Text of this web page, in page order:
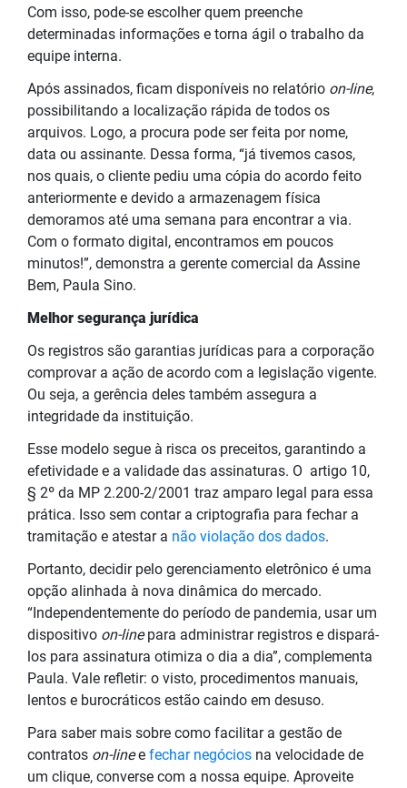
Com isso, pode-se escolher quem preenche
determinadas informações e torna ágil o trabalho da
equipe interna.
Após assinados, ficam disponíveis no relatório on-line,
possibilitando a localização rápida de todos os
arquivos. Logo, a procura pode ser feita por nome,
data ou assinante. Dessa forma, “já tivemos casos,
nos quais, o cliente pediu uma cópia do acordo feito
anteriormente e devido a armazenagem física
demoramos até uma semana para encontrar a via.
Com o formato digital, encontramos em poucos
minutos!”, demonstra a gerente comercial da Assine
Bem, Paula Sino.
Melhor segurança jurídica
Os registros são garantias jurídicas para a corporação
comprovar a ação de acordo com a legislação vigente.
Ou seja, a gerência deles também assegura a
integridade da instituição.
Esse modelo segue à risca os preceitos, garantindo a
efetividade e a validade das assinaturas. O artigo 10,
§ 2º da MP 2.200-2/2001 traz amparo legal para essa
prática. Isso sem contar a criptografia para fechar a
tramitação e atestar a não violação dos dados.
Portanto, decidir pelo gerenciamento eletrônico é uma
opção alinhada à nova dinâmica do mercado.
“Independentemente do período de pandemia, usar um
dispositivo on-linepara administrar registros e dispará-
los para assinatura otimiza o dia a dia”, complementa
Paula. Vale refletir: o visto, procedimentos manuais,
lentos e burocráticos estão caindo em desuso.
Para saber mais sobre como facilitar a gestão de
contratos on-linee fechar negócios na velocidade de
um clique, converse com a nossa equipe. Aproveite